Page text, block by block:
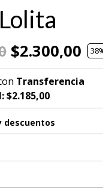
$2.300,00 38
Transferencia
$2.185,00
descuentos